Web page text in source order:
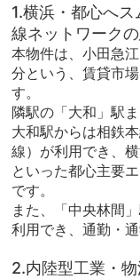
1.横浜・都心へ
線ネットワーク
本物件は、小田急
分という、賃貸市
す。
隣駅の「大和」駅
大和駅からは相鉄
線）が利用でき、
といった都心主要
です。
また、「中央林間
利用でき、通勤・
2.内陸型工業・